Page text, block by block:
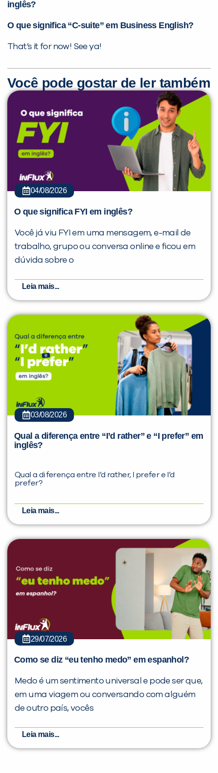
inglês?
O que significa “C-suite” em Business English?
That’s it for now! See ya!
Você pode gostar de ler também
04/08/2026
O que significa FYI em inglês?
Você já viu FYI em uma mensagem, e-mail de
trabalho, grupo ou conversa online e ficou em
dúvida sobre o
Leia mais...
03/08/2026
Qual a diferença entre “I’d rather” e “I prefer” em
inglês?
Qual a diferença entre I’d rather, I prefer e I’d
prefer?
Leia mais...
29/07/2026
Como se diz “eu tenho medo” em espanhol?
Medo é um sentimento universal e pode ser que,
em uma viagem ou conversando com alguém
de outro país, vocês
Leia mais...